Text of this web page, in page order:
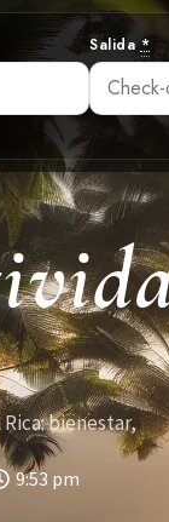
Salida*
bienestar,
9:53 pm